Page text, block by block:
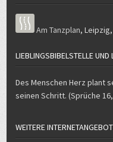
Am Tanzplan,Leipzig
LIEBLINGSBIBELSTELLE UND
Des Menschen Herz plant
seinen Schritt. (Sprüche
WEITERE